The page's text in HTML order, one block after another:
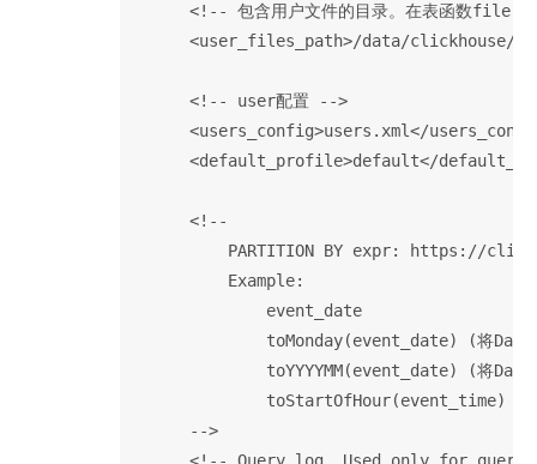
<!-- 包含用户文件的目录。在表函数file（
<user_files_path>/data/clickhouse/
      <!-- user配置 -->
<users_config>users.xml</
<default_profile>default</
      <!--
PARTITION BY expr: https://
          Example:
              event_date
toMonday(event_date) (将Date
toYYYYMM(event_date) (将Date
toStartOfHour(event_time) (将
      -->